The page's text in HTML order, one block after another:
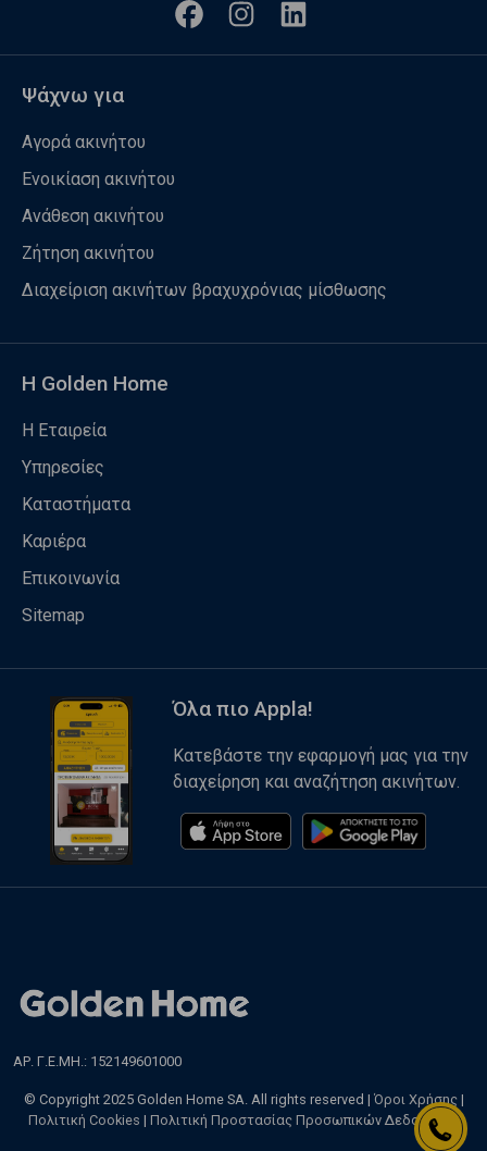
Ψάχνω για
Αγορά ακινήτου
Ενοικίαση ακινήτου
Ανάθεση ακινήτου
Ζήτηση ακινήτου
Διαχείριση ακινήτων βραχυχρόνιας μίσθωσης
Η Golden Home
Η Εταιρεία
Υπηρεσίες
Καταστήματα
Καριέρα
Επικοινωνία
Sitemap
Όλα πιο Appla!
Κατεβάστε την εφαρμογή μας για την
διαχείρηση και αναζήτηση ακινήτων.
ΑΡ. Γ.Ε.ΜΗ.: 152149601000
© Copyright 2025 Golden Home SA. All rights reserved | Όροι Χρήσης |
Πολιτική Cookies | Πολιτική Προστασίας Προσωπικών Δεδομένων